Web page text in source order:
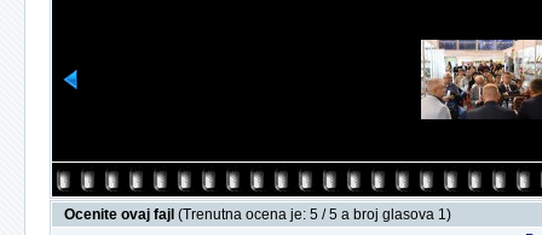
Ocenite ovaj fajl (Trenutna ocena je: 5 / 5 a broj glasova 1)